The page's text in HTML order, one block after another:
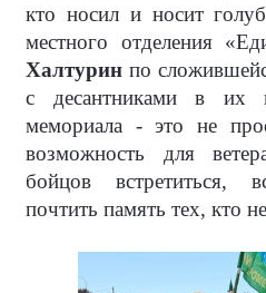
кто носил и носит
местного отделения
Халтурин по
с десантниками в их
мемориала - это не
возможность для
бойцов встретиться,
почтить память тех, кто